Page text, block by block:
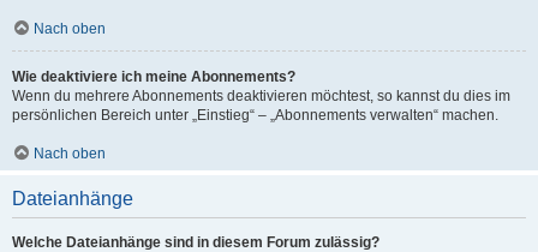
Nach oben
Wie deaktiviere ich meine Abonnements?
Wenn du mehrere Abonnements deaktivieren möchtest, so kannst du dies im
persönlichen Bereich unter „Einstieg“ – „Abonnements verwalten“ machen.
Nach oben
Dateianhänge
Welche Dateianhänge sind in diesem Forum zulässig?